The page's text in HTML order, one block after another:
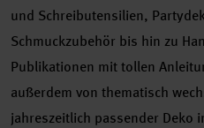
und Schreibutensilien,
Schmuckzubehör bis hin zu
Publikationen mit tollen
außerdem von thematisch
jahreszeitlich passender Deko